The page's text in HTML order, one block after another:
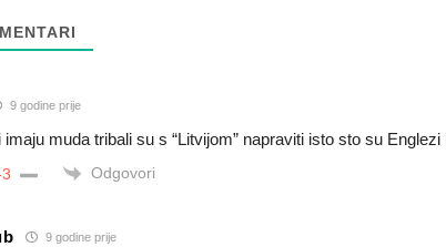
9 godine prije
imaju muda tribali su s “Litvijom” napraviti isto sto su
Odgovori
9 godine prije